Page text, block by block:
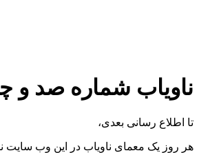
ناویاب شماره صد و چهل و
تا اطلاع رسانی بعدی،
هر روز یک معمای ناویاب در این وب سایت